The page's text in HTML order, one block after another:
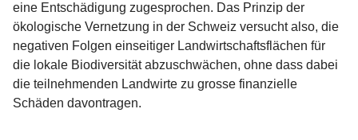
eine Entschädigung zugesprochen. Das Prinzip der
ökologische Vernetzung in der Schweiz versucht also, die
negativen Folgen einseitiger Landwirtschaftsflächen für
die lokale Biodiversität abzuschwächen, ohne dass dabei
die teilnehmenden Landwirte zu grosse finanzielle
Schäden davontragen.